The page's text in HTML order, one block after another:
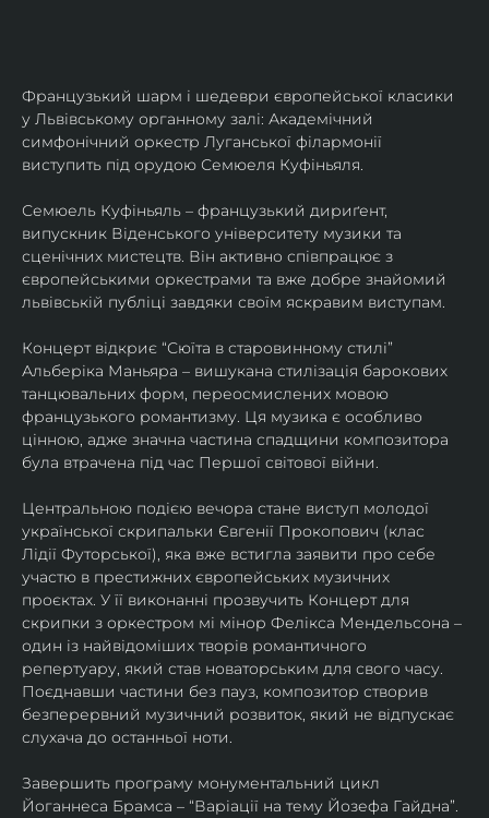
Французький шарм і шедеври європейської класики
у Львівському органному залі: Академічний
симфонічний оркестр Луганської філармонії
виступить під орудою Семюеля Куфіньяля.
Семюель Куфіньяль – французький дириґент,
випускник Віденського університету музики та
сценічних мистецтв. Він активно співпрацює з
європейськими оркестрами та вже добре знайомий
львівській публіці завдяки своїм яскравим виступам.
Концерт відкриє “Сюїта в старовинному стилі”
Альберіка Маньяра – вишукана стилізація барокових
танцювальних форм, переосмислених мовою
французького романтизму. Ця музика є особливо
цінною, адже значна частина спадщини композитора
була втрачена під час Першої світової війни.
Центральною подією вечора стане виступ молодої
української скрипальки Євгенії Прокопович (клас
Лідії Футорської), яка вже встигла заявити про себе
участю в престижних європейських музичних
проєктах. У її виконанні прозвучить Концерт для
скрипки з оркестром мі мінор Фелікса Мендельсона –
один із найвідоміших творів романтичного
репертуару, який став новаторським для свого часу.
Поєднавши частини без пауз, композитор створив
безперервний музичний розвиток, який не відпускає
слухача до останньої ноти.
Завершить програму монументальний цикл
Йоганнеса Брамса – “Варіації на тему Йозефа Гайдна”.